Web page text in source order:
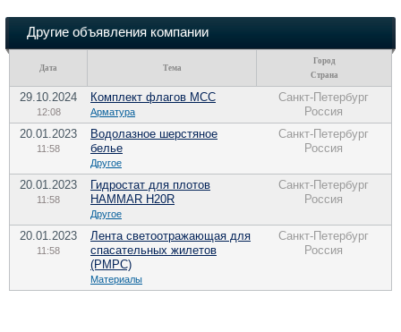
Другие объявления компании
Дата Тема
Город
Страна
29.10.2024
12:08
Комплект флагов МСС
Арматура
Санкт-Петербург
Россия
20.01.2023
11:58
Водолазное шерстяное
белье
Другое
Санкт-Петербург
Россия
20.01.2023
11:58
Гидростат для плотов
HAMMAR H20R
Другое
Санкт-Петербург
Россия
20.01.2023
11:58
Лента светоотражающая для
спасательных жилетов
(РМРС)
Материалы
Санкт-Петербург
Россия